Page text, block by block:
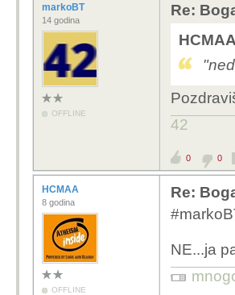
markoBT
14 godina
OFFLINE
Re:
42
0 0
HCMAA
8 godina
OFFLINE
Re:
NE...ja